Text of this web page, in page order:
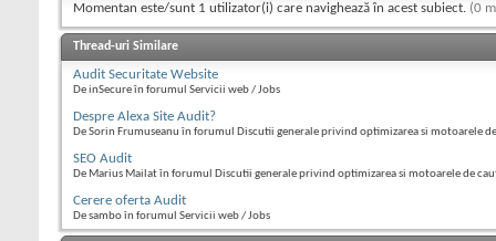
Momentan este/sunt 1 utilizator(i) care navighează în acest subiect. (0
Thread-uri Similare
Audit Securitate Website
De inSecure în forumul Servicii web / Jobs
Despre Alexa Site Audit?
De Sorin Frumuseanu în forumul Discutii generale privind optimizarea si motoarele
SEO Audit
De Marius Mailat în forumul Discutii generale privind optimizarea si motoarele de
Cerere oferta Audit
De sambo în forumul Servicii web / Jobs